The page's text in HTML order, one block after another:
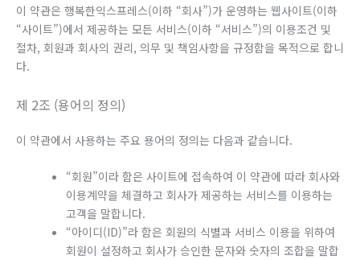
이 약관은 행복한익스프레스(이하 “회사”)가 운영하는 웹사이트(이하
“사이트”)에서 제공하는 모든 서비스(이하 “서비스”)의 이용조건 및
절차, 회원과 회사의 권리, 의무 및 책임사항을 규정함을 목적으로 합니
다.
제 2조 (용어의 정의)
이 약관에서 사용하는 주요 용어의 정의는 다음과 같습니다.
“회원”이라 함은 사이트에 접속하여 이 약관에 따라 회사와
이용계약을 체결하고 회사가 제공하는 서비스를 이용하는
고객을 말합니다.
“아이디(ID)”라 함은 회원의 식별과 서비스 이용을 위하여
회원이 설정하고 회사가 승인한 문자와 숫자의 조합을 말합